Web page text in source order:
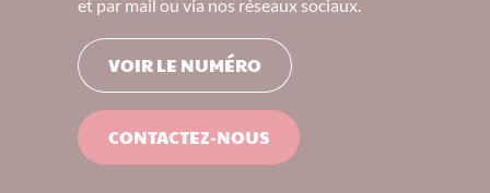
et par mail ou via nos réseaux sociaux.
VOIR LE NUMÉRO
CONTACTEZ-NOUS